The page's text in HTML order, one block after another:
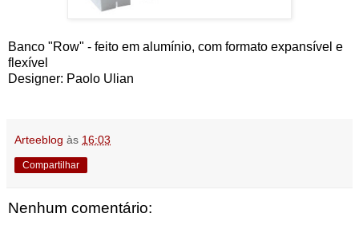
Banco "Row" - feito em alumínio, com formato expansível e
flexível
Designer: Paolo Ulian
Arteeblog às 16:03
Compartilhar
Nenhum comentário: